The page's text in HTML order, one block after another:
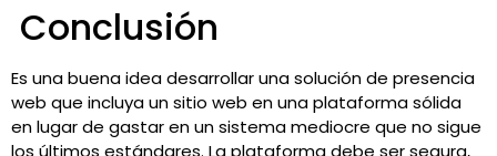
Conclusión
Es una buena idea desarrollar una solución de presencia
web que incluya un sitio web en una plataforma sólida
en lugar de gastar en un sistema mediocre que no sigue
los últimos estándares. La plataforma debe ser segura,